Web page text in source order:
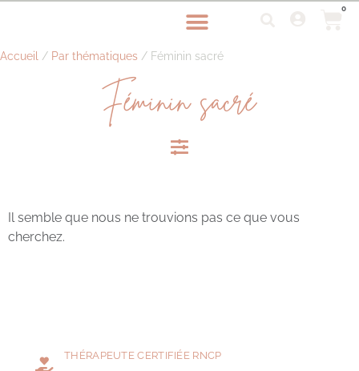
0
Accueil / Par thématiques / Féminin sacré
Féminin sacré
Il semble que nous ne trouvions pas ce que vous
cherchez.
THÉRAPEUTE CERTIFIÉE RNCP